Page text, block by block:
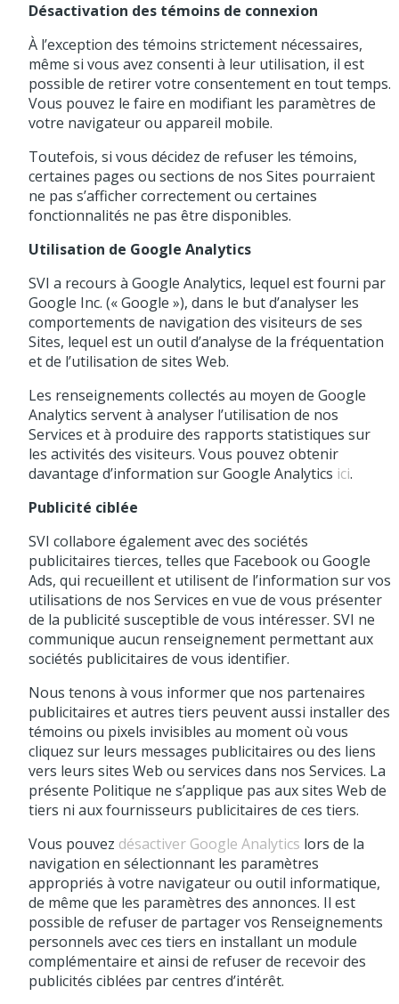
Désactivation des témoins de connexion
À l’exception des témoins strictement nécessaires,
même si vous avez consenti à leur utilisation, il est
possible de retirer votre consentement en tout temps.
Vous pouvez le faire en modifiant les paramètres de
votre navigateur ou appareil mobile.
Toutefois, si vous décidez de refuser les témoins,
certaines pages ou sections de nos Sites pourraient
ne pas s’afficher correctement ou certaines
fonctionnalités ne pas être disponibles.
Utilisation de Google Analytics
SVI a recours à Google Analytics, lequel est fourni par
Google Inc. (« Google »), dans le but d’analyser les
comportements de navigation des visiteurs de ses
Sites, lequel est un outil d’analyse de la fréquentation
et de l’utilisation de sites Web.
Les renseignements collectés au moyen de Google
Analytics servent à analyser l’utilisation de nos
Services et à produire des rapports statistiques sur
les activités des visiteurs. Vous pouvez obtenir
davantage d’information sur Google Analytics ici.
Publicité ciblée
SVI collabore également avec des sociétés
publicitaires tierces, telles que Facebook ou Google
Ads, qui recueillent et utilisent de l’information sur vos
utilisations de nos Services en vue de vous présenter
de la publicité susceptible de vous intéresser. SVI ne
communique aucun renseignement permettant aux
sociétés publicitaires de vous identifier.
Nous tenons à vous informer que nos partenaires
publicitaires et autres tiers peuvent aussi installer des
témoins ou pixels invisibles au moment où vous
cliquez sur leurs messages publicitaires ou des liens
vers leurs sites Web ou services dans nos Services. La
présente Politique ne s’applique pas aux sites Web de
tiers ni aux fournisseurs publicitaires de ces tiers.
Vous pouvez désactiver Google Analytics lors de la
navigation en sélectionnant les paramètres
appropriés à votre navigateur ou outil informatique,
de même que les paramètres des annonces. Il est
possible de refuser de partager vos Renseignements
personnels avec ces tiers en installant un module
complémentaire et ainsi de refuser de recevoir des
publicités ciblées par centres d’intérêt.